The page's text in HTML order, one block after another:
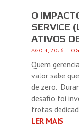
O
SERVICE
ATIVOS
AGO 4, 2026 |
Quem
valor sabe
de zero.
desafio foi
frotas
LER MAIS